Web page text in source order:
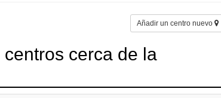
Añadir un centro nuevo
cerca de la